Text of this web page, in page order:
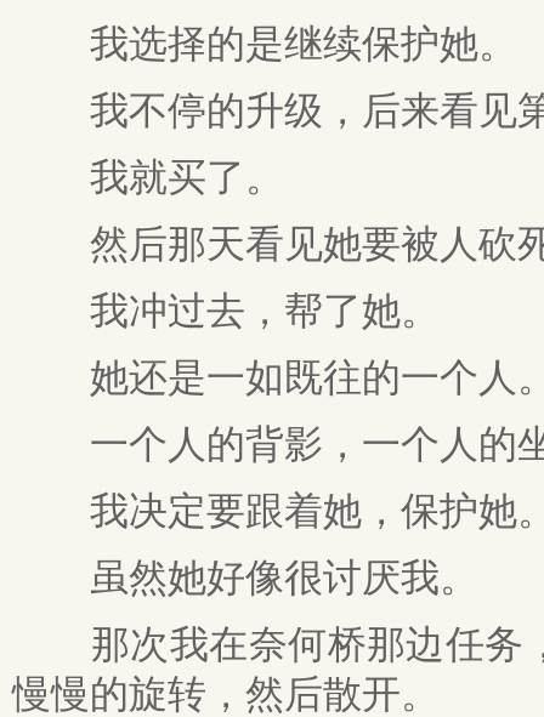
我选择的是继续保护她。
我不停的升级，后来看见
我就买了。
然后那天看见她要被人砍
我冲过去，帮了她。
她还是一如既往的一个人
一个人的背影，一个人的
我决定要跟着她，保护她
虽然她好像很讨厌我。
那次我在奈何桥那边任务
慢慢的旋转，然后散开。